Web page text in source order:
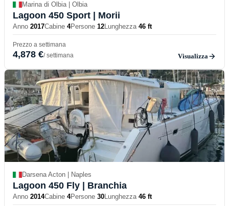
Marina di Olbia | Olbia
Lagoon 450 Sport | Morii
Anno 2017Cabine 4Persone 12Lunghezza 46 ft
Prezzo a settimana
4,878 €/ settimana Visualizza
Darsena Acton | Naples
Lagoon 450 Fly | Branchia
Anno 2014Cabine 4Persone 30Lunghezza 46 ft